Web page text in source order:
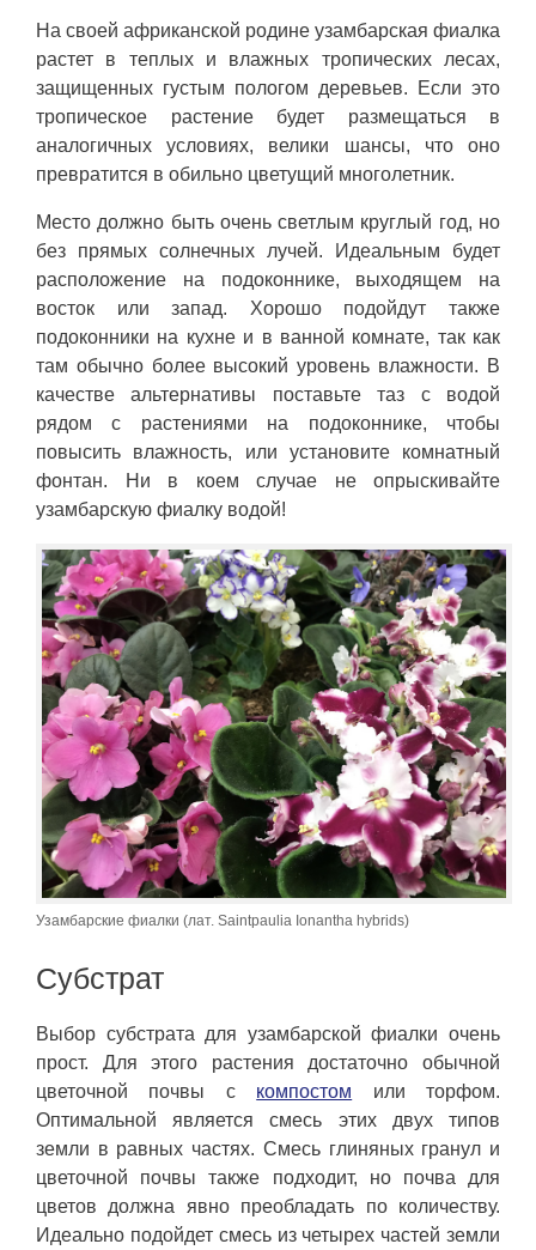
На своей африканской родине узамбарская фиалка
растет в теплых и влажных тропических лесах,
защищенных густым пологом деревьев. Если это
тропическое растение будет размещаться в
аналогичных условиях, велики шансы, что оно
превратится в обильно цветущий многолетник.
Место должно быть очень светлым круглый год, но
без прямых солнечных лучей. Идеальным будет
расположение на подоконнике, выходящем на
восток или запад. Хорошо подойдут также
подоконники на кухне и в ванной комнате, так как
там обычно более высокий уровень влажности. В
качестве альтернативы поставьте таз с водой
рядом с растениями на подоконнике, чтобы
повысить влажность, или установите комнатный
фонтан. Ни в коем случае не опрыскивайте
узамбарскую фиалку водой!
Узамбарские фиалки (лат. Saintpaulia Ionantha hybrids)
Субстрат
Выбор субстрата для узамбарской фиалки очень
прост. Для этого растения достаточно обычной
цветочной почвы с компостом или торфом.
Оптимальной является смесь этих двух типов
земли в равных частях. Смесь глиняных гранул и
цветочной почвы также подходит, но почва для
цветов должна явно преобладать по количеству.
Идеально подойдет смесь из четырех частей земли